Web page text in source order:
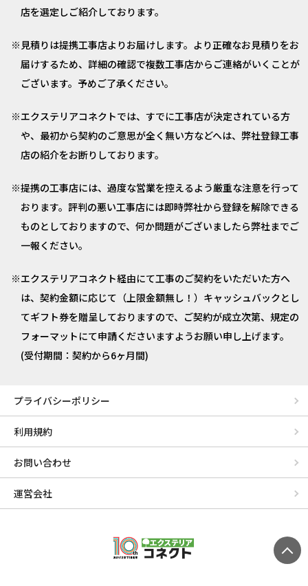
店を選定しご紹介しております。
見積りは提携工事店よりお届けします。より正確なお見積りをお
届けするため、詳細の確認で複数工事店からご連絡がいくことが
ございます。予めご了承ください。
エクステリアコネクトでは、すでに工事店が決定されている方
や、最初から契約のご意思が全く無い方などへは、弊社登録工事
店の紹介をお断りしております。
提携の工事店には、過度な営業を控えるよう厳重な注意を行って
おります。評判の悪い工事店には即時弊社から登録を解除できる
ものとしておりますので、何か問題がございましたら弊社までご
一報ください。
エクステリアコネクト経由にて工事のご契約をいただいた方へ
は、契約金額に応じて（上限金額無し！）キャッシュバックとし
てギフト券を贈呈しておりますので、ご契約が成立次第、規定の
フォーマットにて申請くださいますようお願い申し上げます。
(受付期間：契約から6ヶ月間)
プライバシーポリシー
利用規約
お問い合わせ
運営会社